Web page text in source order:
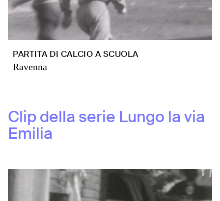
PARTITA DI CALCIO A SCUOLA
Ravenna
Clip della serie Lungo la via
Emilia